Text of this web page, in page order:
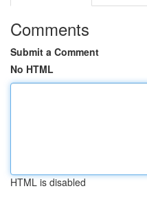
Comments
Submit a Comment
No HTML
HTML is disabled